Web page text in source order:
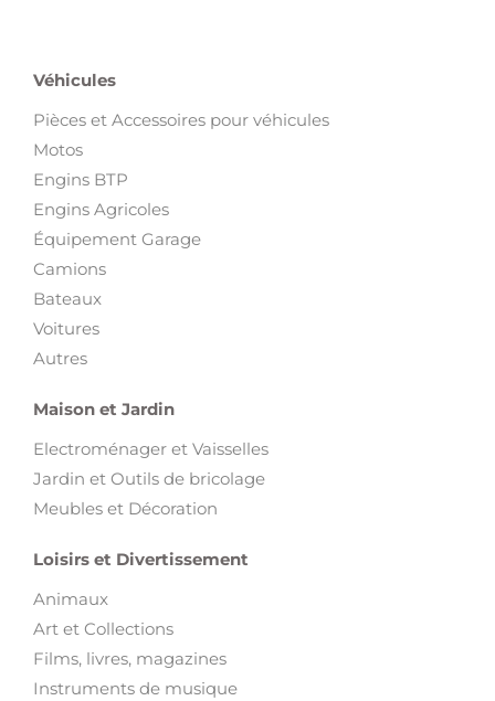
Véhicules
Pièces et Accessoires pour véhicules
Motos
Engins BTP
Engins Agricoles
Équipement Garage
Camions
Bateaux
Voitures
Autres
Maison et Jardin
Electroménager et Vaisselles
Jardin et Outils de bricolage
Meubles et Décoration
Loisirs et Divertissement
Animaux
Art et Collections
Films, livres, magazines
Instruments de musique